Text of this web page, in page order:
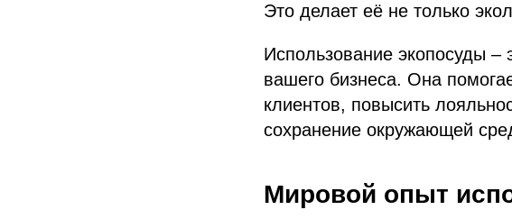
Это делает её не только
Использование экопосуды
вашего бизнеса. Она
клиентов, повысить
сохранение окружающей
Мировой опыт